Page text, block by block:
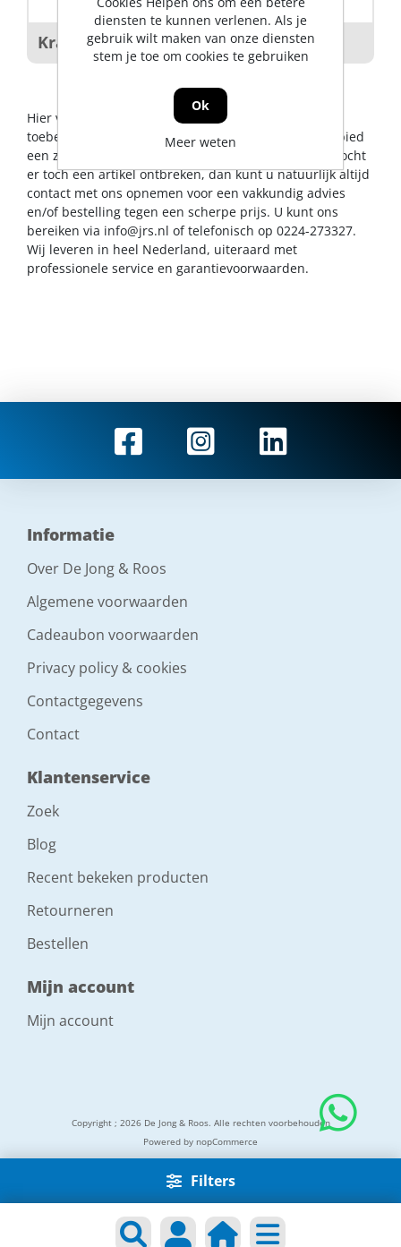
Filters
Kranen
Hier vindt u alles op het gebied van buizen en
toebehoren. De Jong & Roos BV probeert u op dit gebied
een zo breed mogelijk assortiment aan te bieden. Mocht
er toch een artikel ontbreken, dan kunt u natuurlijk altijd
contact met ons opnemen voor een vakkundig advies
en/of bestelling tegen een scherpe prijs. U kunt ons
bereiken via info@jrs.nl of telefonisch op 0224-273327.
Wij leveren in heel Nederland, uiteraard met
professionele service en garantievoorwaarden.
Informatie
Over De Jong & Roos
Algemene voorwaarden
Cadeaubon voorwaarden
Privacy policy & cookies
Contactgegevens
Contact
Klantenservice
Zoek
Blog
Recent bekeken producten
Retourneren
Bestellen
Mijn account
Mijn account
Copyright ; 2026 De Jong & Roos. Alle rechten voorbehouden
Powered by nopCommerce
diensten te kunnen verlenen. Als je
gebruik wilt maken van onze diensten
stem je toe om cookies te gebruiken
Ok
Meer weten